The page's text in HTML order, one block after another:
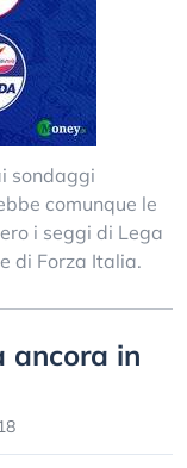
sondaggi
comunque le
i seggi di Lega
di Forza Italia.
ancora in